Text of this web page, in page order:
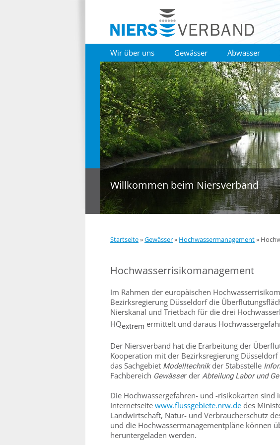
Wir über uns Gewässer Abwasser
Willkommen beim Niersverband
Startseite»Gewässer» Hochwassermanagement»
Hochwasserrisikomanagement
Im Rahmen der europäischen
Bezirksregierung Düsseldorf die
Nierskanal und Trietbach für die drei
HQextrem ermittelt und daraus
Der Niersverband hat die Erarbeitung der
Kooperation mit der Bezirksregierung
das Sachgebiet Modelltechnikder Stabsstelle
Fachbereich Gewässer der Abteilung Labor und
Die Hochwassergefahren- und -risikokarten sind
Internetseite www.flussgebiete.nrw.de des
Landwirtschaft, Natur- und Verbraucherschutz
und die Hochwassermanagementpläne können
heruntergeladen werden.